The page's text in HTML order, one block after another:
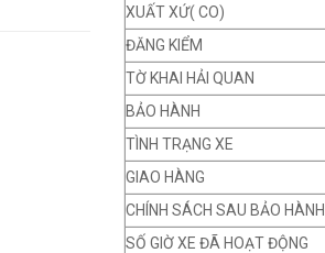
XUẤT XỨ( CO)
ĐĂNG KIỂM
TỜ KHAI HẢI QUAN
BẢO HÀNH
TÌNH TRẠNG XE
GIAO HÀNG
CHÍNH SÁCH SAU BẢO HÀNH
SỐ GIỜ XE ĐÃ HOẠT ĐỘNG